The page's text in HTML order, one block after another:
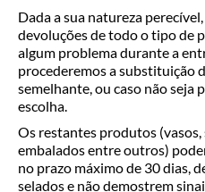
Dada a sua natureza perecível,
devoluções de todo o tipo de
algum problema durante a
procederemos a substituição
semelhante, ou caso não seja
escolha.
Os restantes produtos
embalados entre outros)
no prazo máximo de 30 dias,
selados e não demostrem